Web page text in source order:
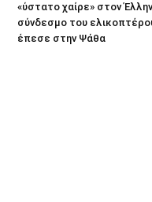
«ύστατο χαίρε» στον
σύνδεσμο του
έπεσε στην Ψάθα